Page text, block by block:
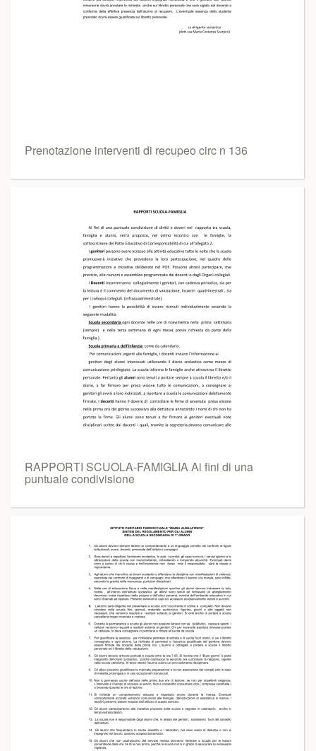
Prenotazione interventi di recupeo circ n 136
RAPPORTI SCUOLA-FAMIGLIA Ai fini di una
puntuale condivisione